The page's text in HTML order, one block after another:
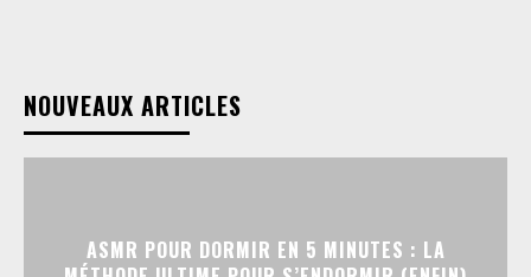
NOUVEAUX ARTICLES
ASMR POUR DORMIR EN 5 MINUTES : LA